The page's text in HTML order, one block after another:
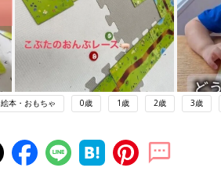
絵本・おもちゃ 0歳 1歳 2歳 3歳